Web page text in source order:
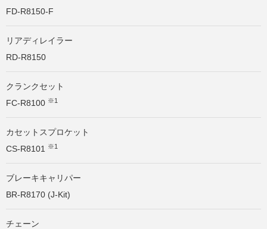
FD-R8150-F
リアディレイラー
RD-R8150
クランクセット
FC-R8100 ※1
カセットスプロケット
CS-R8101
※1
ブレーキキャリパー
BR-R8170 (J-Kit)
チェーン